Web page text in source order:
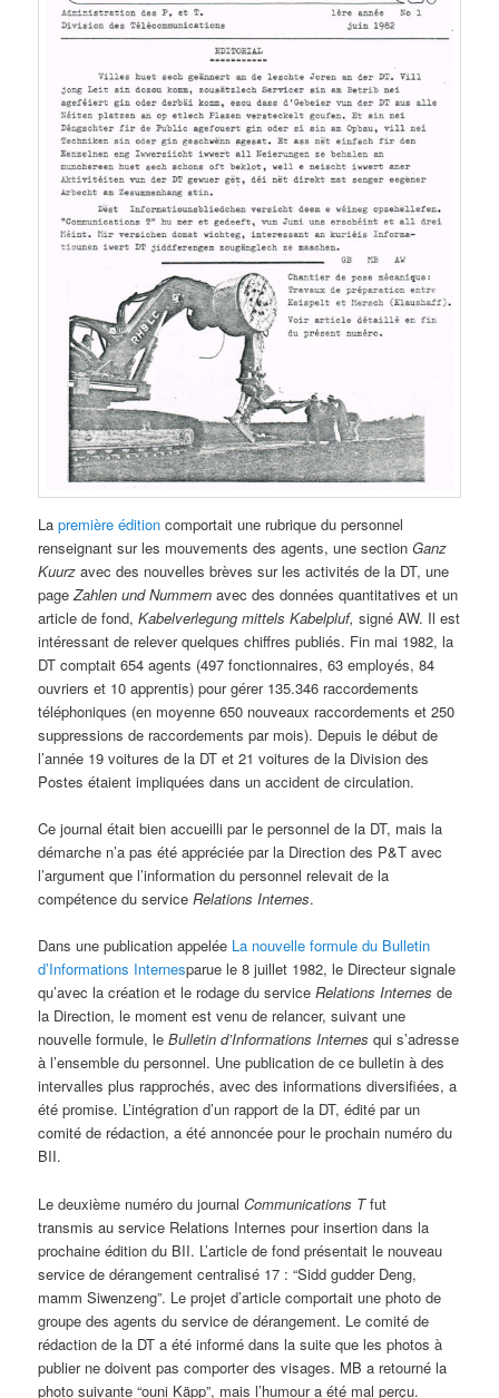
Lapremière édition comportait une rubrique du personnel
renseignant sur les mouvements des agents, une sectionGanz
Kuurz avec des nouvelles brèves sur les activités de la DT, une
pageZahlen und Nummern avec des données quantitatives et un
article de fond,Kabelverlegung mittels Kabelpluf, signé AW. Il est
intéressant de relever quelques chiffres publiés. Fin mai 1982, la
DT comptait 654 agents (497 fonctionnaires, 63 employés, 84
ouvriers et 10 apprentis) pour gérer 135.346 raccordements
téléphoniques (en moyenne 650 nouveaux raccordements et 250
suppressions de raccordements par mois). Depuis le début de
l’année 19 voitures de la DT et 21 voitures de la Division des
Postes étaient impliquées dans un accident de circulation.
Ce journal était bien accueilli par le personnel de la DT, mais la
démarche n’a pas été appréciée par la Direction des P&T avec
l’argument que l’information du personnel relevait de la
compétence du serviceRelations Internes.
Dans une publication appelée La nouvelle formule du Bulletin
d’Informations Internesparue le 8 juillet 1982, le Directeur signale
qu’avec la création et le rodage du serviceRelations Internes de
la Direction, le moment est venu de relancer, suivant une
nouvelle formule, leBulletin d’Informations Internes qui s’adresse
à l’ensemble du personnel. Une publication de ce bulletin à des
intervalles plus rapprochés, avec des informations diversifiées, a
été promise. L’intégration d’un rapport de la DT, édité par un
comité de rédaction, a été annoncée pour le prochain numéro du
BII.
Le deuxième numéro du journalCommunications Tfut
transmis au service Relations Internes pour insertion dans la
prochaine édition du BII. L’article de fond présentait le nouveau
service de dérangement centralisé 17 : “Sidd gudder Deng,
mamm Siwenzeng”. Le projet d’article comportait une photo de
groupe des agents du service de dérangement. Le comité de
rédaction de la DT a été informé dans la suite que les photos à
publier ne doivent pas comporter des visages. MB a retourné la
photo suivante “ouni Käpp”, mais l’humour a été mal perçu.